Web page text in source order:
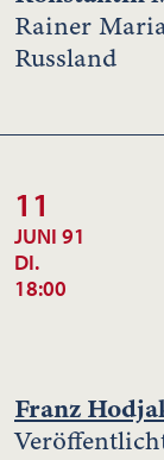
Rainer
Russland
11
JUNI 91
DI.
18:00
Franz